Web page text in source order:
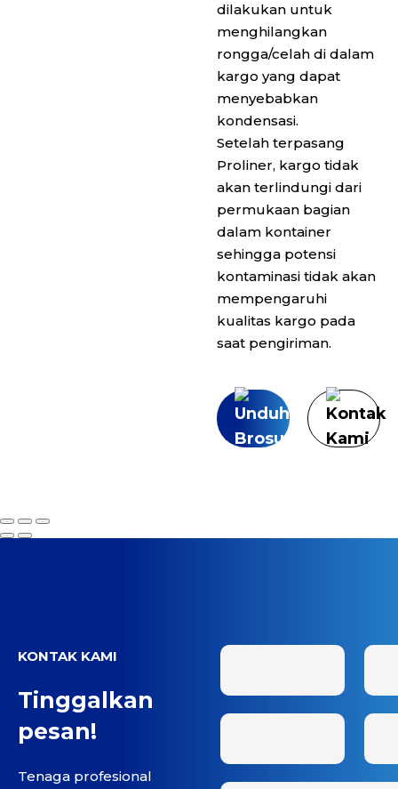
dilakukan untuk
menghilangkan
rongga/celah di dalam
kargo yang dapat
menyebabkan
kondensasi.
Setelah terpasang
Proliner, kargo tidak
akan terlindungi dari
permukaan bagian
dalam kontainer
sehingga potensi
kontaminasi tidak akan
mempengaruhi
kualitas kargo pada
saat pengiriman.
Unduh
Brosur
Kontak
Kami
KONTAK KAMI
Tinggalkan
pesan!
Tenaga profesional